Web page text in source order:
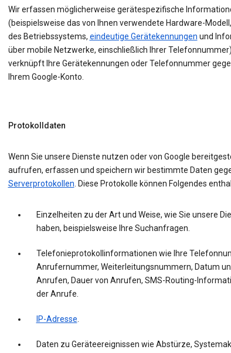
Wir erfassen möglicherweise gerätespezifische
(beispielsweise das von Ihnen verwendete Hardware-
des Betriebssystems, eindeutige Gerätekennungen und
über mobile Netzwerke, einschließlich Ihrer
verknüpft Ihre Gerätekennungen oder Telefonnummer
Ihrem Google-Konto.
Protokolldaten
Wenn Sie unsere Dienste nutzen oder von Google
aufrufen, erfassen und speichern wir bestimmte Daten
Serverprotokollen. Diese Protokolle können Folgendes
Einzelheiten zu der Art und Weise, wie Sie unsere
haben, beispielsweise Ihre Suchanfragen.
Telefonieprotokollinformationen wie Ihre
Anrufernummer, Weiterleitungsnummern, Datum
Anrufen, Dauer von Anrufen, SMS-Routing-
der Anrufe.
IP-Adresse.
Daten zu Geräteereignissen wie Abstürze,